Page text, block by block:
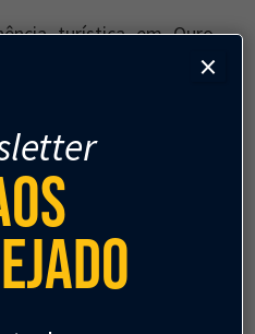
turística em Ouro
alguns fazem seu
oficial” vivem na “Ouro
de uma realidade que
convivem com
urbana graves, como
×